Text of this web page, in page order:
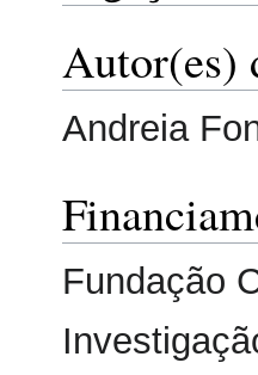
Autor(es)
Andreia
Fundação